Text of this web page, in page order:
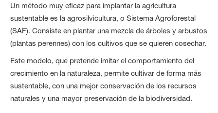
Un método muy eficaz para implantar la agricultura
sustentable es la agrosilvicultura, o Sistema Agroforestal
(SAF). Consiste en plantar una mezcla de árboles y arbustos
(plantas perennes) con los cultivos que se quieren cosechar.
Este modelo, que pretende imitar el comportamiento del
crecimiento en la naturaleza, permite cultivar de forma más
sustentable, con una mejor conservación de los recursos
naturales y una mayor preservación de la biodiversidad.